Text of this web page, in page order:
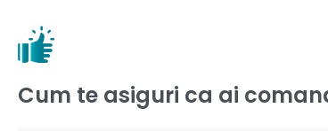
Cum te asiguri ca ai